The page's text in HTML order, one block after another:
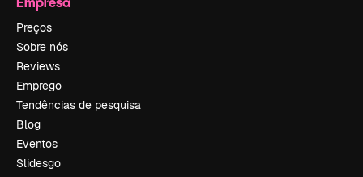
Preços
Sobre nós
Reviews
Emprego
Tendências de pesquisa
Blog
Eventos
Slidesgo